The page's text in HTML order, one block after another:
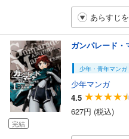
あらすじ
完結
ガンパレード・
少年・青年マンガ
少年マンガ
4.5
627円 (税込)